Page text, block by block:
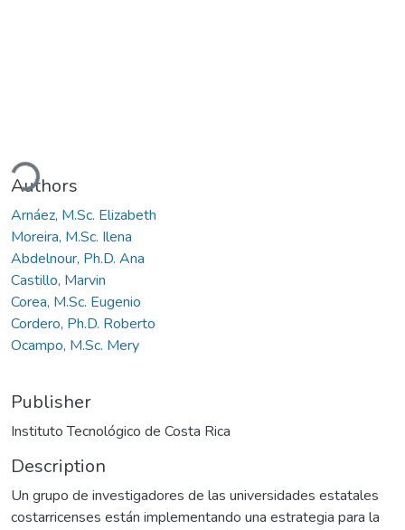
Authors
Arnáez, M.Sc. Elizabeth
Moreira, M.Sc. Ilena
Abdelnour, Ph.D. Ana
Castillo, Marvin
Corea, M.Sc. Eugenio
Cordero, Ph.D. Roberto
Ocampo, M.Sc. Mery
Publisher
Instituto Tecnológico de Costa Rica
Description
Un grupo de investigadores de las universidades estatales
costarricenses están implementando una estrategia para la